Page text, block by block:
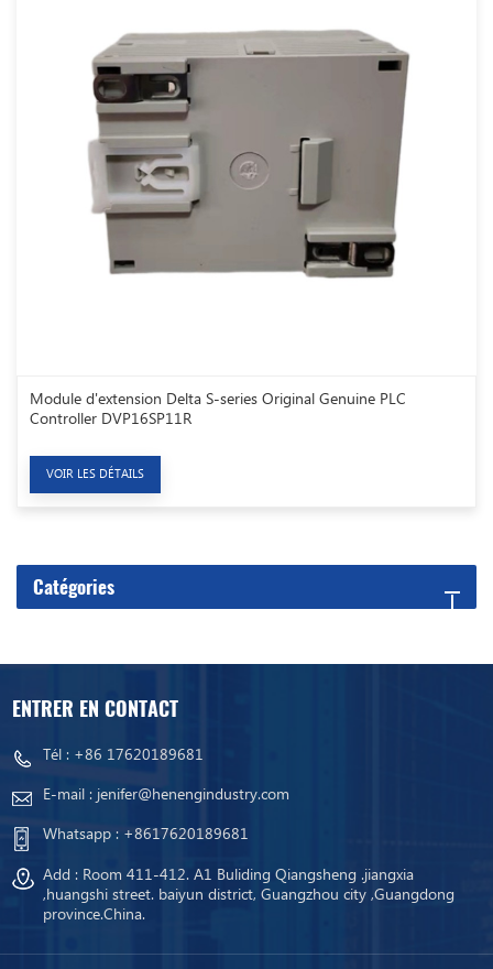
Module d'extension Delta S-series Original Genuine PLC
Controller DVP16SP11R
VOIR LES DÉTAILS
Catégories
ENTRER EN CONTACT
Tél : +86 17620189681
E-mail : jenifer@henengindustry.com
Whatsapp : +8617620189681
Add : Room 411-412. A1 Buliding Qiangsheng .jiangxia
,huangshi street. baiyun district, Guangzhou city ,Guangdong
province.China.